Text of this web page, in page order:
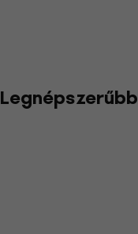
Legnépszerűbb